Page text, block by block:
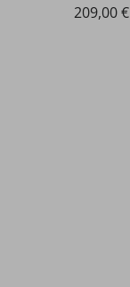
209,00 €